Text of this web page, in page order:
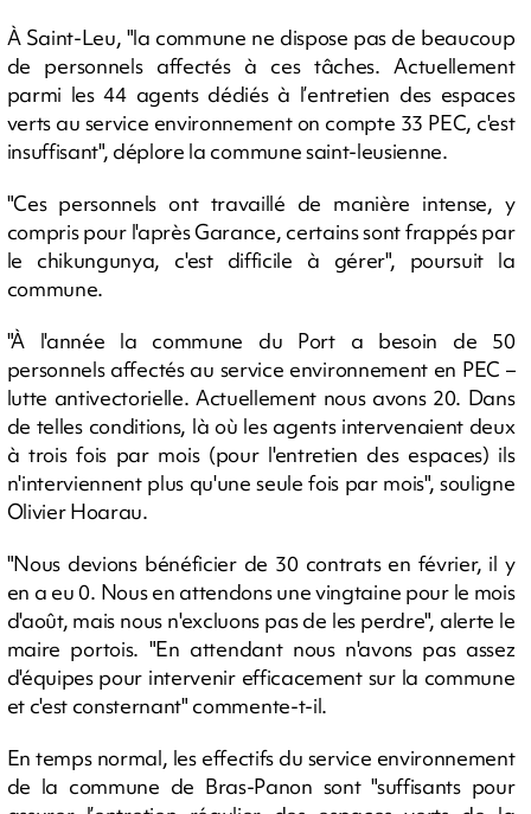
À Saint-Leu, "la commune ne dispose pas de beaucoup
de personnels affectés à ces tâches. Actuellement
parmi les 44 agents dédiés à l’entretien des espaces
verts au service environnement on compte 33 PEC, c'est
insuffisant", déplore la commune saint-leusienne.
"Ces personnels ont travaillé de manière intense, y
compris pour l'après Garance, certains sont frappés par
le chikungunya, c'est difficile à gérer", poursuit la
commune.
"À l'année la commune du Port a besoin de 50
personnels affectés au service environnement en PEC –
lutte antivectorielle. Actuellement nous avons 20. Dans
de telles conditions, là où les agents intervenaient deux
à trois fois par mois (pour l'entretien des espaces) ils
n'interviennent plus qu'une seule fois par mois", souligne
Olivier Hoarau.
"Nous devions bénéficier de 30 contrats en février, il y
en a eu 0. Nous en attendons une vingtaine pour le mois
d'août, mais nous n'excluons pas de les perdre", alerte le
maire portois. "En attendant nous n'avons pas assez
d'équipes pour intervenir efficacement sur la commune
et c'est consternant" commente-t-il.
En temps normal, les effectifs du service environnement
de la commune de Bras-Panon sont "suffisants pour